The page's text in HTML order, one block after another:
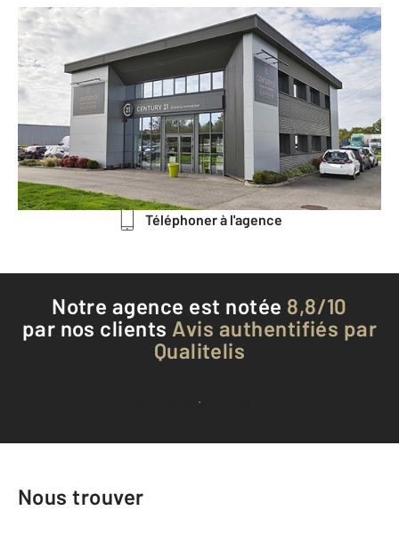
CENTURY 21 Dréano Immobilier
Route de Saint-Nazaire Zone de la
Gaufrie
LAVAL - 53000
Envoyer un message
Téléphoner à l'agence
Notre agence est notée 8,8/10
par nos clients Avis authentifiés par
Qualitelis
Voir tous les avis clients
Nous trouver